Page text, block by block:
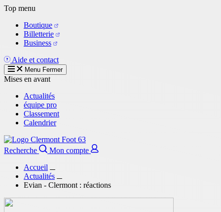
Aller
contenu
principal
Top menu
Boutique
Billetterie
Business
Aide et contact
Menu Fermer
Mises en avant
Actualités
équipe pro
Classement
Calendrier
Recherche
Mon compte
Accueil
Actualités
Evian - Clermont : réactions